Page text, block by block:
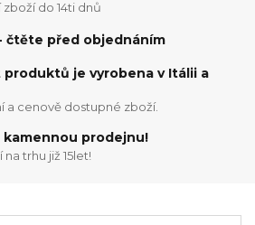
do 14ti dnů
čtěte před objednáním
produktů je vyrobena v Itálii a
a cenově dostupné zboží.
kamennou prodejnu!
trhu již 15let!